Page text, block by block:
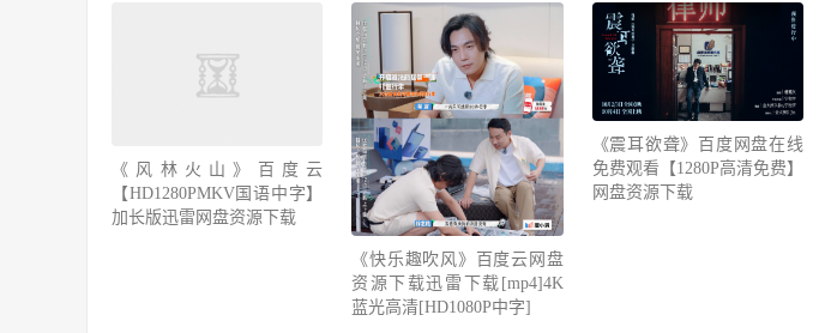
《风林火山》百度云
【HD1280PMKV国语中字】
加长版迅雷网盘资源下载
《快乐趣吹风》百度云网盘
资源下载迅雷下载[mp4]4K
蓝光高清[HD1080P中字]
《震耳欲聋》百度网盘在线
免费观看【1280P高清免费】
网盘资源下载